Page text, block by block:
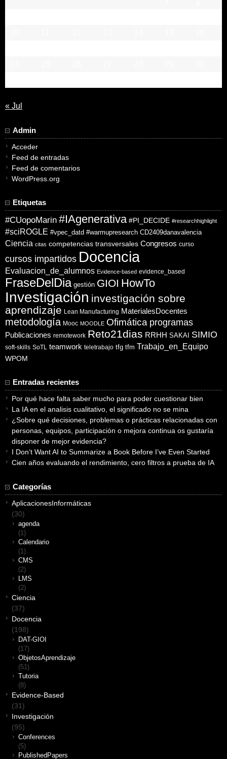
« Jul
Admin
Acceder
Feed de entradas
Feed de comentarios
WordPress.org
Etiquetas
#CUopoMarin #IAgenerativa #PI_DECIDE #researchhighlight
#sciROGLE #vpec_datd #warmupresearch CD2409danavalencia
Ciencia citas competencias transversales Congresos curso
cursos impartidos Docencia
Evaluacion_de_alumnos Evidence-based evidence_based
FraseDelDia gestión GIOI HowTo
Investigación investigación sobre
aprendizaje Lean Manufacturing MaterialesDocentes
metodología Mooc MOODLE Ofimática programas
Publicaciones remotework Reto21dias RRHH SAKAI SIMIO
soft-skills SoTL teamwork teletrabajo tfg tfm Trabajo_en_Equipo
WPOM
Entradas recientes
Por qué hace falta saber mucho para poder cuestionar bien
La IA en el analisis cualitativo, el significado no se mina
¿Sobre qué decisiones, problemas o prácticas relacionadas con
personas, equipos, participación o mejora continua os gustaría
disponer de mejor evidencia?
I Don’t Want AI to Summarize a Book Before I’ve Even Started
Cien años evaluando el rendimiento, cero filtros a prueba de IA
Categorías
AplicacionesInformáticas
(30)
agenda
(1)
Calendario
(1)
CMS
(2)
LMS
(2)
Ciencia
(37)
Docencia
(198)
DAT-GIOI
(17)
ObjetosAprendizaje
(51)
Tutoria
(8)
Evidence-Based
(31)
Investigación
(95)
Conferences
(5)
PublishedPapers